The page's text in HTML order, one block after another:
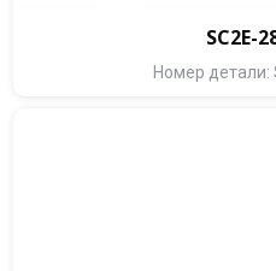
SC2E-
Номер детали: